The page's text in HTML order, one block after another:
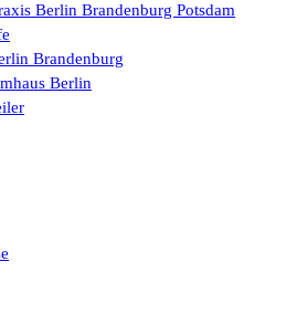
Berlin Brandenburg Potsdam
Brandenburg
Berlin